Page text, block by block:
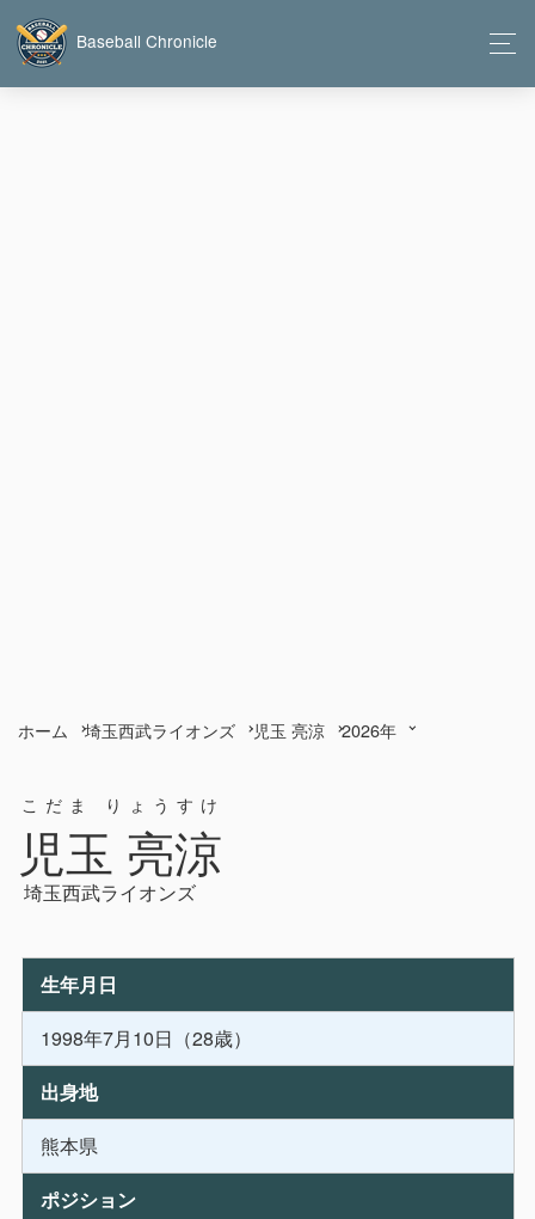
Baseball Chronicle
ホーム 埼玉西武ライオンズ 児玉 亮涼 2026年
児玉 亮涼
こだま りょうすけ
埼玉西武ライオンズ
生年月日
1998年7月10日（28歳）
出身地
熊本県
ポジション